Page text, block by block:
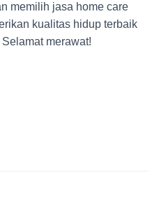
memilih jasa home care
kualitas hidup terbaik
merawat!